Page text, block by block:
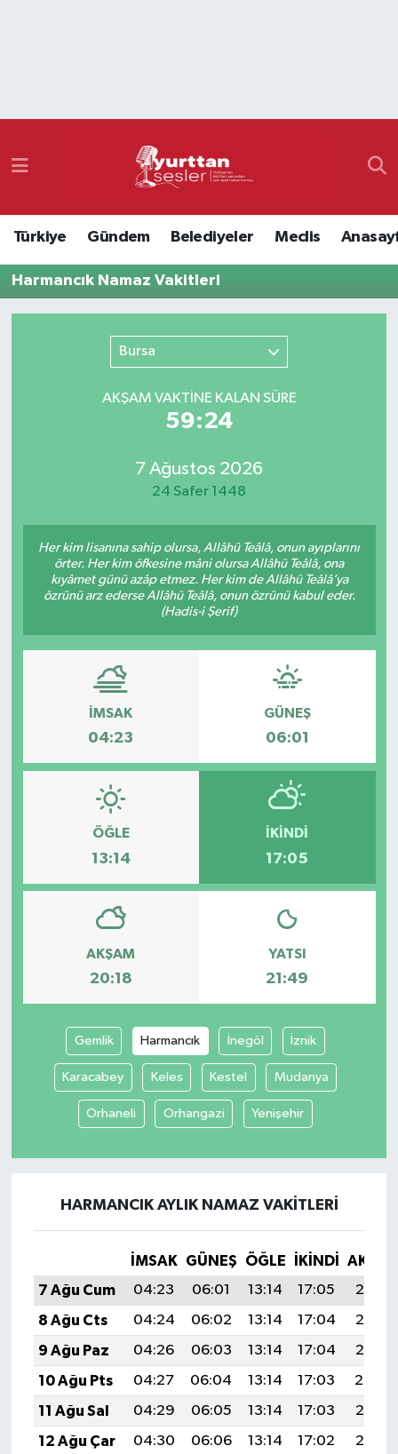
Türkiye Gündem Belediyeler Meclis
Harmancık Namaz Vakitleri
Bursa
AKŞAM VAKTİNE KALAN SÜRE
59:24
7 Ağustos 2026
24 Safer 1448
Her kim lisanına sahip olursa, Allâhü Teâlâ, onun ayıplarını
örter. Her kim öfkesine mâni olursa Allâhü Teâlâ, ona
kıyâmet günü azâp etmez. Her kim de Allâhü Teâlâ’ya
özrünü arz ederse Allâhü Teâlâ, onun özrünü kabul eder.
(Hadis-i Şerif)
İMSAK
04:23
GÜNEŞ
06:01
ÖĞLE
13:14
İKINDI
17:05
AKŞAM
20:18
YATSI
21:49
Gemlik Harmancık İnegöl İznik
Karacabey Keles Kestel Mudanya
Orhaneli Orhangazi Yenişehir
HARMANCIK AYLIK NAMAZ VAKITLERI
İMSAK GÜNEŞ ÖĞLE İKINDI
7 Ağu Cum
04:23 06:01 13:14 17:05
20:18
8 Ağu Cts
04:24 06:02 13:14 17:04
20:17
9 Ağu Paz
04:26 06:03 13:14 17:04
20:15
10 Ağu Pts
04:27 06:04 13:14 17:03
20:14
11 Ağu Sal
04:29 06:05 13:14 17:03
20:13
12 Ağu Çar
04:30 06:06 13:14 17:02
20:12
Namaz Vakitleri
Süper Lig Puan Durumu ve Fikstür
Son Dakika Haberleri